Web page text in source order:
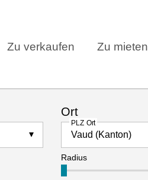
Zu verkaufen Zu mieten
Ort
PLZ Ort
Radius